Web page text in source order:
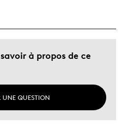
à propos de ce
UNE QUESTION